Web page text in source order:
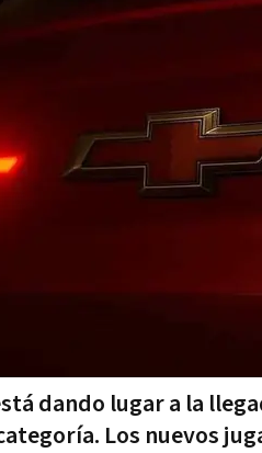
dando lugar a la
Los nuevos